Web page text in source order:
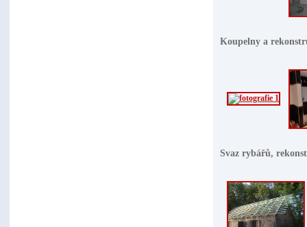
Koupelny a
Svaz rybářů,